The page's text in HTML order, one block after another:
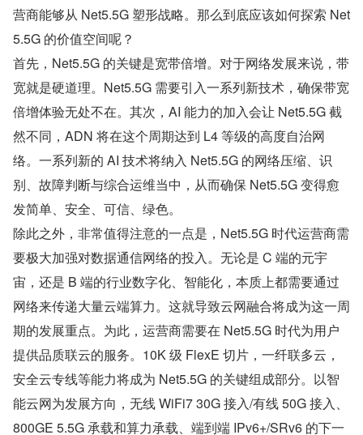
营商能够从 Net5.5G 塑形战略。那么到底应该如何探索 Net
5.5G 的价值空间呢？
首先，Net5.5G 的关键是宽带倍增。对于网络发展来说，带
宽就是硬道理。Net5.5G 需要引入一系列新技术，确保带宽
倍增体验无处不在。其次，AI 能力的加入会让 Net5.5G 截
然不同，ADN 将在这个周期达到 L4 等级的高度自治网
络。一系列新的 AI 技术将纳入 Net5.5G 的网络压缩、识
别、故障判断与综合运维当中，从而确保 Net5.5G 变得愈
发简单、安全、可信、绿色。
除此之外，非常值得注意的一点是，Net5.5G 时代运营商需
要极大加强对数据通信网络的投入。无论是 C 端的元宇
宙，还是 B 端的行业数字化、智能化，本质上都需要通过
网络来传递大量云端算力。这就导致云网融合将成为这一周
期的发展重点。为此，运营商需要在 Net5.5G 时代为用户
提供品质联云的服务。10K 级 FlexE 切片，一纤联多云，
安全云专线等能力将成为 Net5.5G 的关键组成部分。以智
能云网为发展方向，无线 WiFi7 30G 接入/有线 50G 接入、
800GE 5.5G 承载和算力承载、端到端 IPv6+/SRv6 的下一